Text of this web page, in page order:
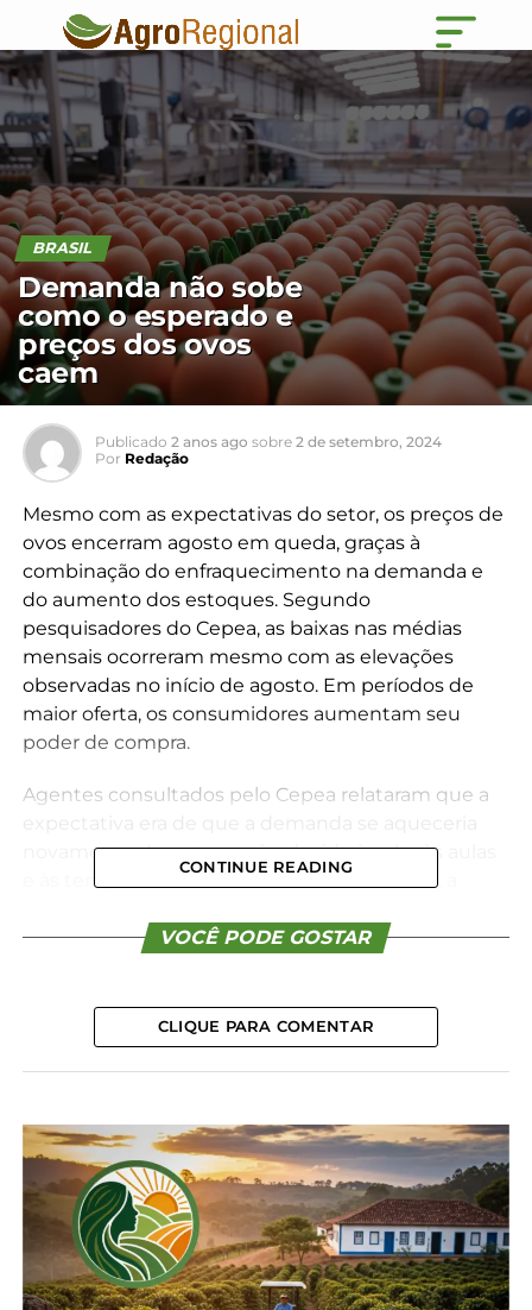
BRASIL
Demanda não sobe
como o esperado e
preços dos ovos
caem
Publicado 2 anos ago sobre 2 de setembro, 2024
Por Redação
Mesmo com as expectativas do setor, os preços de
ovos encerram agosto em queda, graças à
combinação do enfraquecimento na demanda e
do aumento dos estoques. Segundo
pesquisadores do Cepea, as baixas nas médias
mensais ocorreram mesmo com as elevações
observadas no início de agosto. Em períodos de
maior oferta, os consumidores aumentam seu
poder de compra.
Agentes consultados pelo Cepea relataram que a
novamente durante o mês, devido à volta às aulas
e às temperaturas mais amenas. Entretanto, a
preços em alta, conforme levantamentos
Facebook 18+
Relacionado
Ovos: Preços iniciam
Com baixa demanda,
CONTINUE READING
VOCÊ PODE GOSTAR
CLIQUE PARA COMENTAR